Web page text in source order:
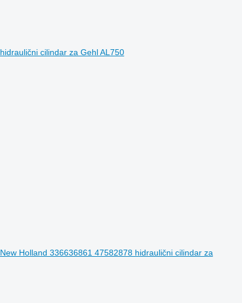
hidraulični cilindar za Gehl AL750
New Holland 336636861 47582878 hidraulični cilindar za